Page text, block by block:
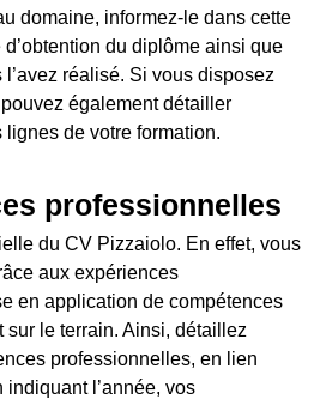
domaine, informez-le dans cette
d’obtention du diplôme ainsi que
l’avez réalisé. Si vous disposez
également détailler
de votre formation.
professionnelles
du CV Pizzaiolo. En effet, vous
aux expériences
en application de compétences
le terrain. Ainsi, détaillez
professionnelles, en lien
indiquant l’année, vos